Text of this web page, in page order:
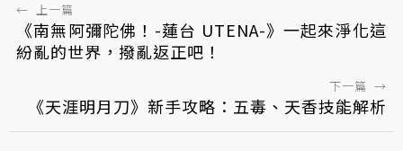
← 上一篇
《南無阿彌陀佛！-蓮台 UTENA-》一起來淨化這
紛亂的世界，撥亂返正吧！
下一篇 →
《天涯明月刀》新手攻略：五毒、天香技能解析